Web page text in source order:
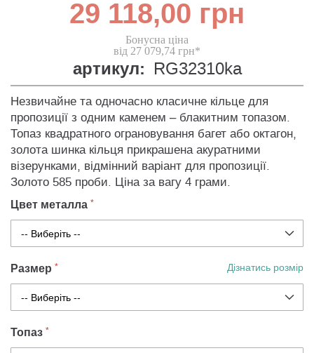
29 118,00 грн
Бонусна ціна
від 27 079,74 грн*
артикул: RG32310ka
Незвичайне та одночасно класичне кільце для
пропозиції з одним каменем – блакитним топазом.
Топаз квадратного ограновування багет або октагон,
золота шинка кільця прикрашена акуратними
візерунками, відмінний варіант для пропозиції.
Золото 585 проби. Ціна за вагу 4 грами.
Цвет металла
Размер Дізнатись розмір
Топаз